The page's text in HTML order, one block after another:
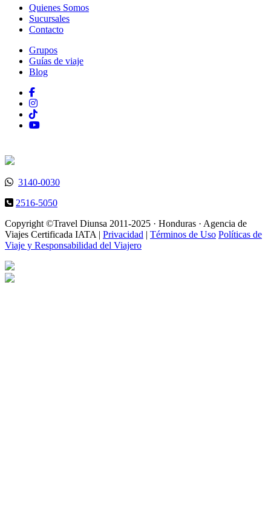
Quienes Somos
Sucursales
Contacto
Grupos
Guías de viaje
Blog
3140-0030
2516-5050
Copyright ©Travel Diunsa 2011-2025 · Honduras · Agencia de
Viajes Certificada IATA | Privacidad | Términos de Uso Políticas de
Viaje y Responsabilidad del Viajero